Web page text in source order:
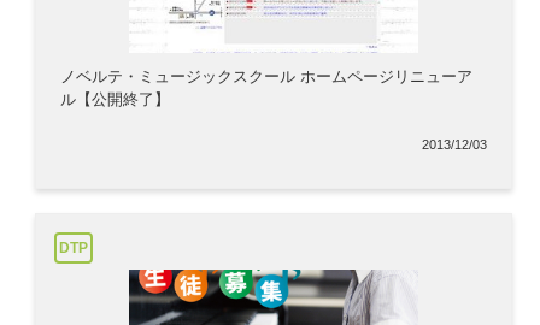
ノベルテ・ミュージックスクール ホームページリニューア
ル【公開終了】
2013/12/03
DTP